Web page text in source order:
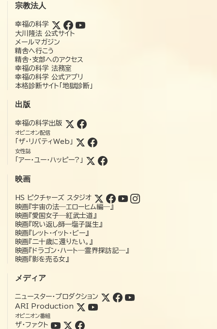
宗教法人
幸福の科学
大川隆法 公式サイト
メールマガジン
精舎へ行こう
精舎・支部へのアクセス
幸福の科学 法務室
幸福の科学 公式アプリ
本格診断サイト「地獄診断」
出版
幸福の科学出版
オピニオン配信
「ザ・リバティWeb」
女性誌
「アー・ユー・ハッピー?」
映画
HS ピクチャーズ スタジオ
映画『宇宙の法―エローヒム編―』
映画『愛国女子―紅武士道』
映画『呪い返し師—塩子誕生』
映画『レット・イット・ビー』
映画『二十歳に還りたい。』
映画『ドラゴン・ハート―霊界探訪記―』
映画『影を売る女』
メディア
ニュースター・プロダクション
ARI Production
オピニオン番組
ザ・ファクト